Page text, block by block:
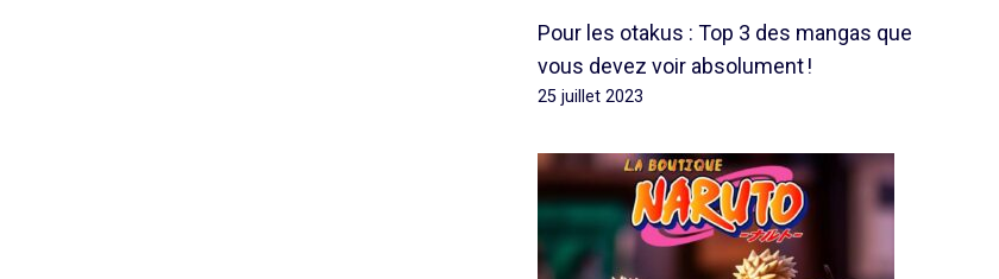
Pour les otakus : Top 3 des mangas que
vous devez voir absolument !
25 juillet 2023